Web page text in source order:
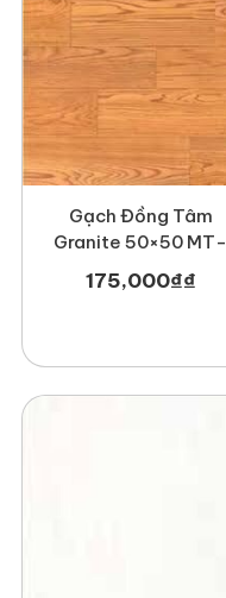
Gạch Đồng Tâm
Granite 50×50 MT-
GDT5050Gosan004
175,000₫₫